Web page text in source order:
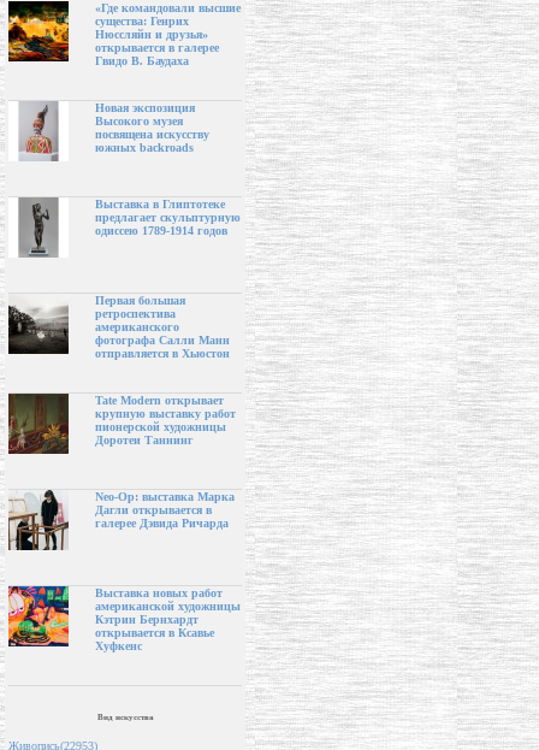
«Где командовали высшие
существа: Генрих
Нюссляйн и друзья»
открывается в галерее
Гвидо В. Баудаха
Новая экспозиция
Высокого музея
посвящена искусству
южных backroads
Выставка в Глиптотеке
предлагает скульптурную
одиссею 1789-1914 годов
Первая большая
ретроспектива
американского
фотографа Салли Манн
отправляется в Хьюстон
Tate Modern открывает
крупную выставку работ
пионерской художницы
Доротеи Таннинг
Neo-Op: выставка Марка
Дагли открывается в
галерее Дэвида Ричарда
Выставка новых работ
американской художницы
Кэтрин Бернхардт
открывается в Ксавье
Хуфкенс
Вид искусства
Живопись(22953)